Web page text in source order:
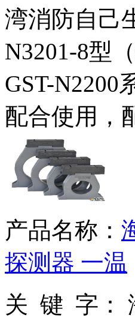
湾消防自己
N3201-8型
GST-N2200
配合使用，
产品名称：
探测器 一温
关 键 字：